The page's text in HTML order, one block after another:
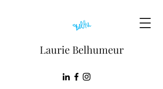
Laurie Belhumeur